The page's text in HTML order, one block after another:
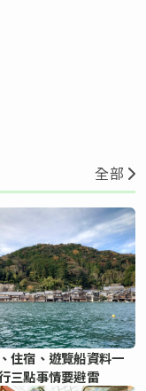
全部
住宿、遊覽船資料一
三點事情要避雷